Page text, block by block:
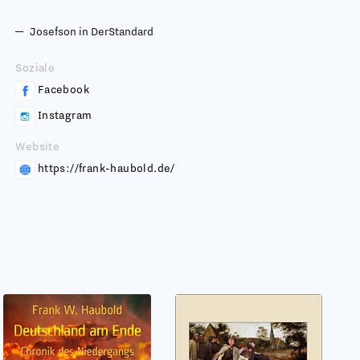
Josefson in DerStandard
Soziale
Facebook
Instagram
Website
https://frank-haubold.de/